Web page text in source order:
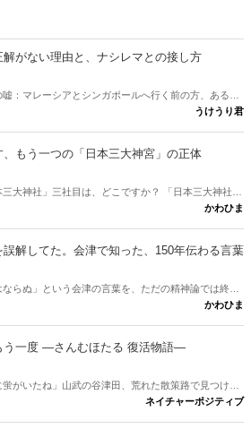
解がない理由と、ナシレマとの接し方
嘘：マレーシアとシンガポールへ行く前の方、あるい
、ナシレマ というナシレマ皿から両国の違いを味わ
外な理由と、日本にいながら本場に迫れる楽しみ方
うけうり君
、もう一つの「日本三大神宮」の正体
大神社」三社目は、どこですか？ 「日本三大神社の
」という素朴な疑問に、古事記と日本書紀から答えが
考えます。けれど古典をたどると、奈良に眠る意外な
した。行きたくなりますね。
かわひま
誤解してた。会津で知った、150年伝わる言葉
ならぬ」という会津の言葉を、ただの精神論では終わ
くの人が思う「理屈抜きでダメ」という解釈は、実は
年を越えて胸を打つのか。その正体と、会津観光に出
いかけを書きたいと思います。
かわひま
ひかりを、もう一度 ―さんむほたる 復活物語―
蛍がいたね」山武の谷津田、荒れた散策路で見つけ
のホタル。その小さな光から、世代を越えて受け継が
ネイチャーポジティブ